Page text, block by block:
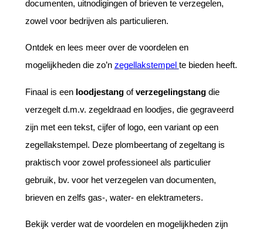
documenten, uitnodigingen of brieven te verzegelen,
zowel voor bedrijven als particulieren.
Ontdek en lees meer over de voordelen en
mogelijkheden die zo’n zegellakstempel te bieden heeft.
Finaal is een loodjestang ofverzegelingstang die
verzegelt d.m.v. zegeldraad en loodjes, die gegraveerd
zijn met een tekst, cijfer of logo, een variant op een
zegellakstempel. Deze plombeertang of zegeltang is
praktisch voor zowel professioneel als particulier
gebruik, bv. voor het verzegelen van documenten,
brieven en zelfs gas-, water- en elektrameters.
Bekijk verder wat de voordelen en mogelijkheden zijn